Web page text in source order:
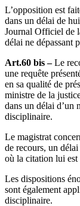
L’opposition est
dans un délai de
Journal Officiel de
délai ne dépassant
Art.60 bis –Le
une requête
en sa qualité de
ministre de la
dans un délai d’un
disciplinaire.
Le magistrat
de recours, un
où la citation lui est
Les dispositions
sont également
disciplinaire.